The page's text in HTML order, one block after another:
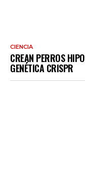
CIENCIA
CREAN PERROS
GENÉTICA CRISPR